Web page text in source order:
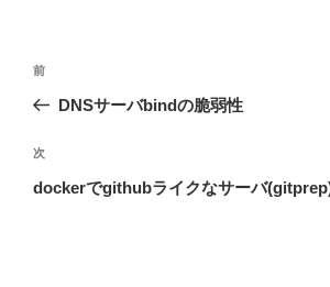
投
ビ
ゲ
過
去
投
稿
前
DNSサーバbindの脆弱性
次
の
次
dockerでgithubライクなサーバ